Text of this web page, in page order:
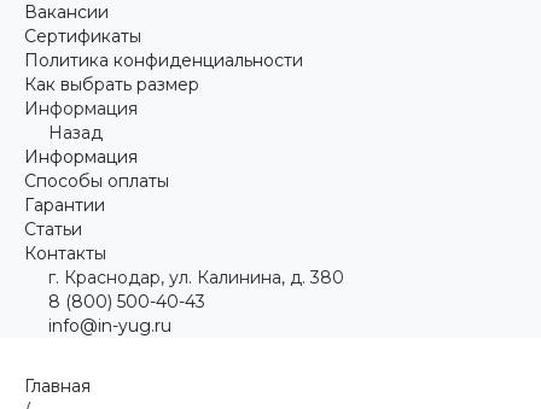
Вакансии
Сертификаты
Политика конфиденциальности
Как выбрать размер
Информация
Назад
Информация
Способы оплаты
Гарантии
Статьи
Контакты
г. Краснодар, ул. Калинина, д. 380
8 (800) 500-40-43
info@in-yug.ru
Главная